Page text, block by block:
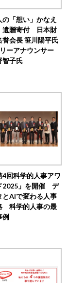
の「想い」かなえ
贈寄付 日本財
誉会長 笹川陽平氏
ーアナウンサー
智子氏
4回科学的人事アワ
2025」を開催 デ
とAIで変わる人事
科学的人事の最
例